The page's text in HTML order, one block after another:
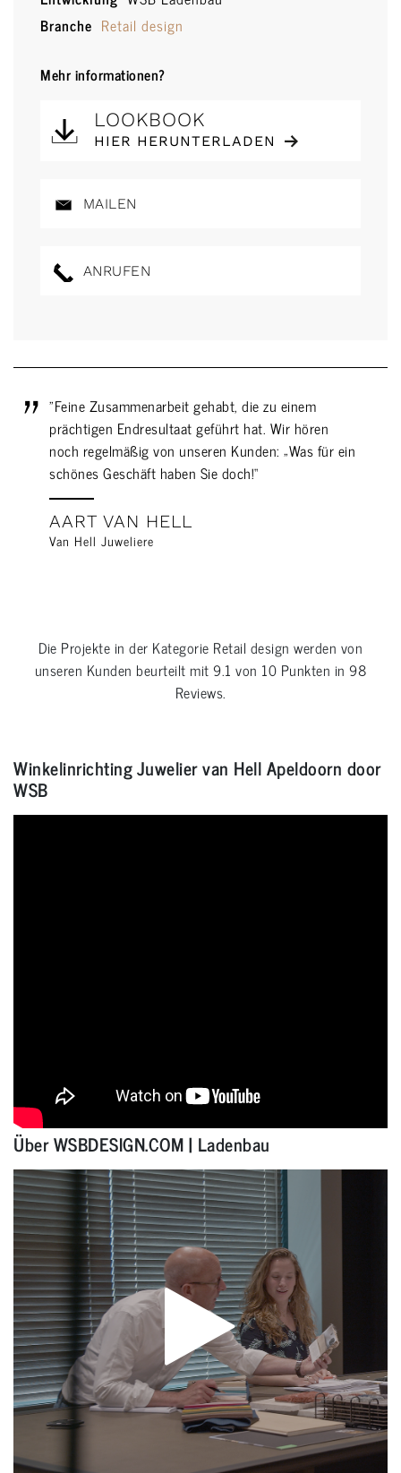
Branche Retail design
Mehr informationen?
LOOKBOOK
HIER HERUNTERLADEN
MAILEN
ANRUFEN
"Feine Zusammenarbeit gehabt, die zu einem
prächtigen Endresultaat geführt hat. Wir hören
noch regelmäßig von unseren Kunden: „Was für ein
schönes Geschäft haben Sie doch!“
AART VAN HELL
Van Hell Juweliere
Die Projekte in der Kategorie Retail design werden von
unseren Kunden beurteilt mit9.1 von 10 Punkten in98
Reviews.
Winkelinrichting Juwelier van Hell Apeldoorn door
WSB
Über WSBDESIGN.COM | Ladenbau